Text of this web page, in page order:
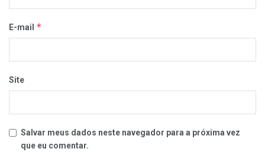
E-mail *
Site
Salvar meus dados neste navegador para a próxima vez
que eu comentar.